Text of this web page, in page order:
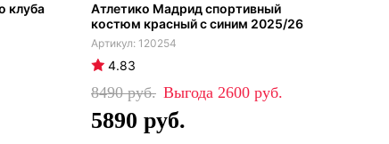
клуба
Атлетико Мадрид спортивный
костюм красный с синим 2025/26
120254
4.83
8490 2600
5890